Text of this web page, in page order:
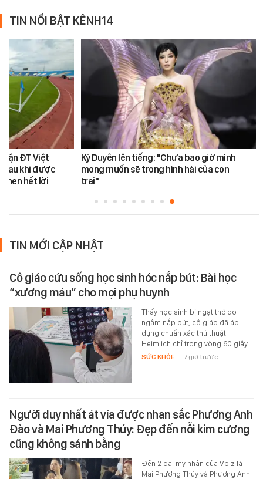
TIN NỔI BẬT KÊNH14
ĐT Việt
sau khi được
hết lời
Kỳ Duyên lên tiếng: "Chưa bao giờ mình
mong muốn sẽ trong hình hài của con
trai"
TIN MỚI CẬP NHẬT
Cô giáo cứu sống học sinh hóc nắp bút: Bài học
“xương máu” cho mọi phụ huynh
Thấy học sinh bị ngạt thở do
ngậm nắp bút, cô giáo đã áp
dụng chuẩn xác thủ thuật
Heimlich chỉ trong vòng 60 giây…
SỨC KHỎE - 7 giờ trước
Người duy nhất át vía được nhan sắc Phương Anh
Đào và Mai Phương Thúy: Đẹp đến nỗi kim cương
cũng không sánh bằng
Đến 2 đại mỹ nhân của Vbiz là
Mai Phương Thúy và Phương Anh